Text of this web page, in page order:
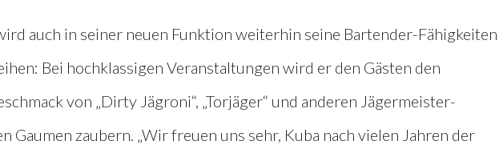
auch in seiner neuen Funktion weiterhin seine Bartender-Fähigkeiten
Bei hochklassigen Veranstaltungen wird er den Gästen den
von „Dirty Jägroni“, „Torjäger“ und anderen Jägermeister-
Gaumen zaubern. „Wir freuen uns sehr, Kuba nach vielen Jahren der